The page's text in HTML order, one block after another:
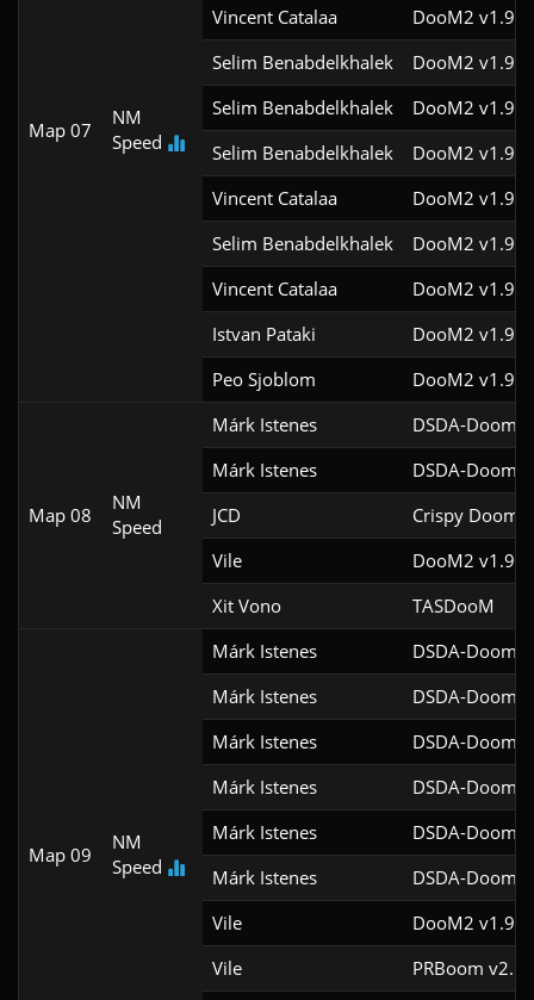
Map 07
NM
Speed
Vincent Catalaa
DooM2 v1.9f
Selim Benabdelkhalek
DooM2 v1.9f
Selim Benabdelkhalek
DooM2 v1.9f
Selim Benabdelkhalek
DooM2 v1.9f
Vincent Catalaa
DooM2 v1.9f
Selim Benabdelkhalek
DooM2 v1.9f
Vincent Catalaa
DooM2 v1.9f
Istvan Pataki
DooM2 v1.9f
Peo Sjoblom
DooM2 v1.9f
Map 08
NM
Speed
Márk Istenes
DSDA-Doom
Márk Istenes
DSDA-Doom
JCD
Crispy Doom
Vile
DooM2 v1.9f
Xit Vono
TASDooM
Map 09
NM
Speed
Márk Istenes
DSDA-Doom
Márk Istenes
DSDA-Doom
Márk Istenes
DSDA-Doom
Márk Istenes
DSDA-Doom
Márk Istenes
DSDA-Doom
Márk Istenes
DSDA-Doom
Vile
DooM2 v1.9f
Vile
PRBoom